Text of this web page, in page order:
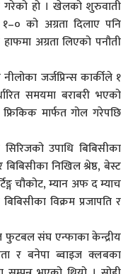
गरेको हो । खेलको शुरुवाती
को अग्रता दिलाए पनि
अग्रता लिएको पनौती
जर्जप्रिन्स कार्कीले १
समयमा बराबरी भएको
फ्रिकिक मार्फत गोल गरेपछि
उपाधि बिबिसीका
निखिल श्रेष्ठ, बेस्ट
चौकोट, म्यान अफ द म्याच
विक्रम प्रजापति र
फुटबल संघ एन्फाका केन्द्रीय
र बनेपा ब्वाइज क्लबका